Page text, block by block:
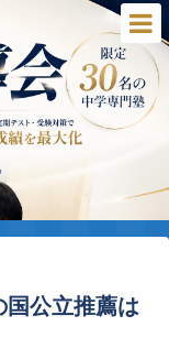
公立推薦は